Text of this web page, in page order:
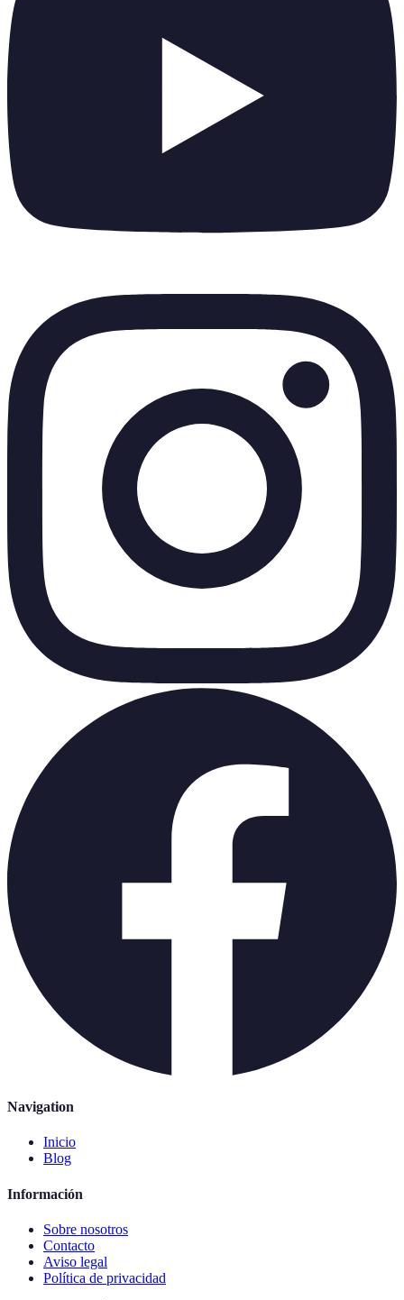
Navigation
Inicio
Blog
Información
Sobre nosotros
Contacto
Aviso legal
Política de privacidad